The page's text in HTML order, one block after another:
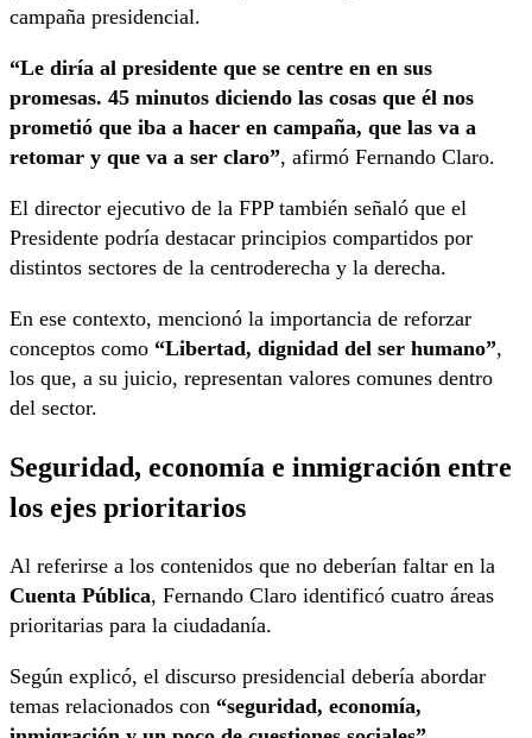
campaña presidencial.
“Le diría al presidente que se centre en en sus
promesas. 45 minutos diciendo las cosas que él nos
prometió que iba a hacer en campaña, que las va a
retomar y que va a ser claro”, afirmó Fernando Claro.
El director ejecutivo de la FPP también señaló que el
Presidente podría destacar principios compartidos por
distintos sectores de la centroderecha y la derecha.
En ese contexto, mencionó la importancia de reforzar
conceptos como “Libertad, dignidad del ser humano”,
los que, a su juicio, representan valores comunes dentro
del sector.
Seguridad, economía e inmigración entre
los ejes prioritarios
Al referirse a los contenidos que no deberían faltar en la
Cuenta Pública, Fernando Claro identificó cuatro áreas
prioritarias para la ciudadanía.
Según explicó, el discurso presidencial debería abordar
temas relacionados con “seguridad, economía,